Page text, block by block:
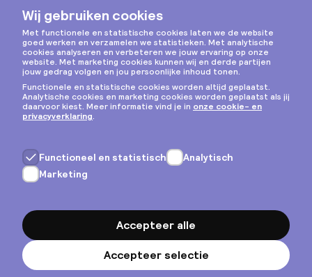
Instagram
Privacy & cookies
Algemene voorwaarden